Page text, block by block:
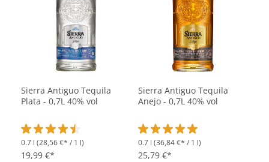
Sierra Antiguo Tequila
Plata - 0,7L 40% vol
Durchschnittliche Bewertung von 4.5 von 5 Sternen
0.7 l (28,56 €* / 1 l)
19,99 €*
Sierra Antiguo Tequila
Anejo - 0,7L 40% vol
Durchschnittliche Bewertung
0.7 l (36,84 €* / 1 l)
25,79 €*